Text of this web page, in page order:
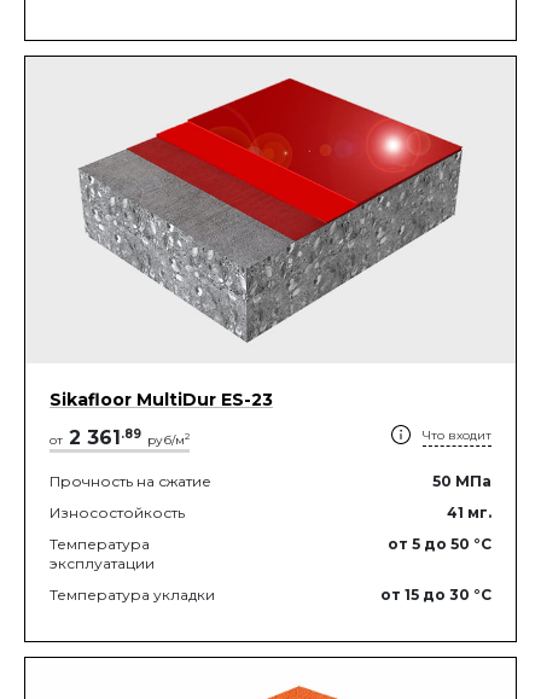
Sikafloor MultiDur ES-23
от 2 361.89 руб/м2 Что входит
Прочность на сжатие 50 МПа
Износостойкость
41 мг.
Температура
эксплуатации
от 5 до 50 °C
Температура укладки от 15 до 30 °C